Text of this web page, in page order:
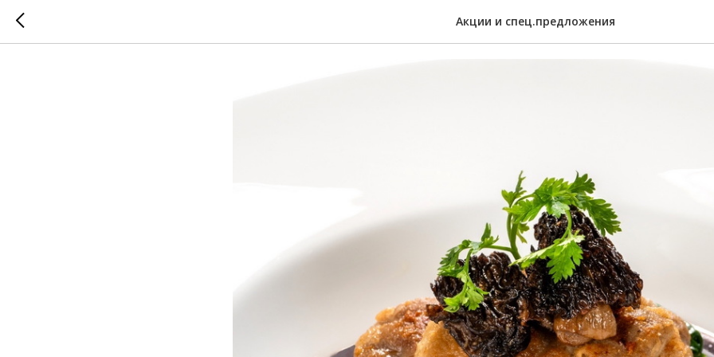
Акции и спец.предложения
Деликатес - Сладкое мясо